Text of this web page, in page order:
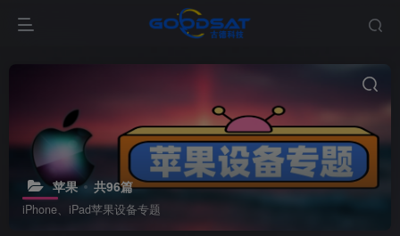
苹果 共96篇
iPhone、iPad苹果设备专题